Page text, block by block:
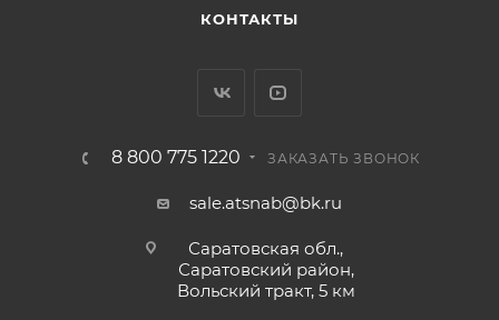
КОНТАКТЫ
8 800 775 1220 ЗАКАЗАТЬ ЗВОНОК
sale.atsnab@bk.ru
Саратовская обл.,
Саратовский район,
Вольский тракт, 5 км